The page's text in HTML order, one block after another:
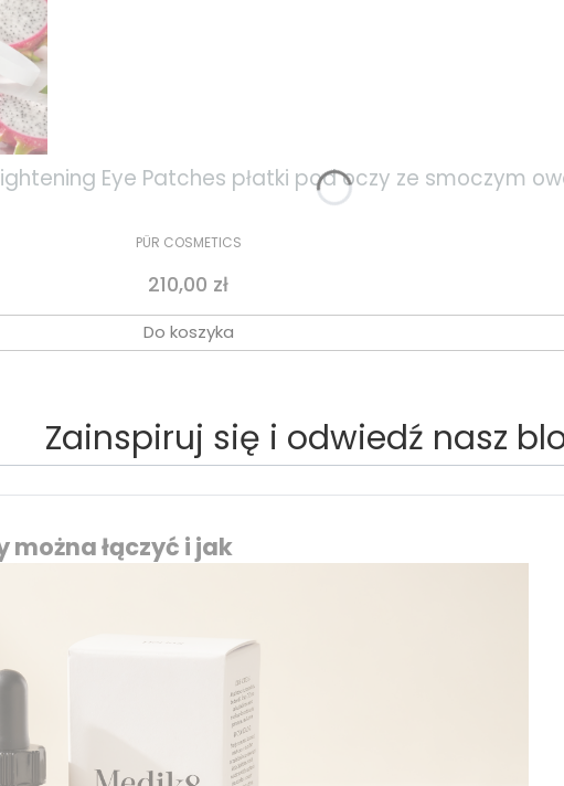
Eye Patches płatki pod oczy ze smoczym
PÜR COSMETICS
Cena
210,00 zł
Do koszyka
Zainspiruj się i odwiedź nasz
łączyć i jak